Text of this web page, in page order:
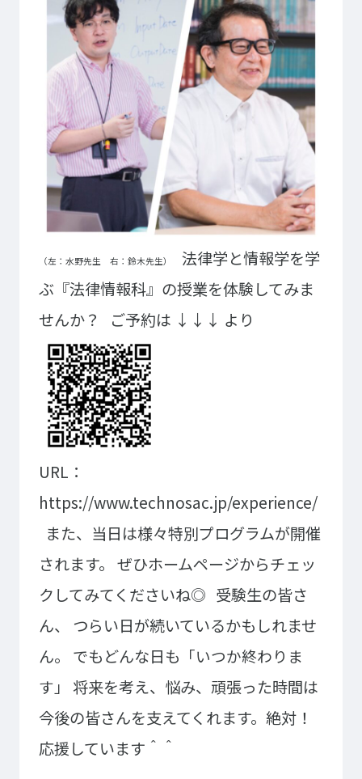
ミュージック科
声優・演劇科
ゲームクリエーター科
アニメ・マンガ科
デザイン科
CGクリエーター科
スポーツビジネス科
こども科
電気電子学科
航空学科
法律情報科
ビジネス情報科
公務員科
大学併修学科/教育専攻科/
研究科
東京エアトラベル・ホテル専門学校
ブライダル科
エアラインサービス科
鉄道交通科
大学併修学科/研究科
キャリア支援
卒業生の紹介
キャンパスライフ
イベント・行事
入学のご案内
5つの入学方法
募集要項
学費・教材費
奨学金・奨励金
NEWS&TOPICS
（左：水野先生 右：鈴木先生）
法律学と情報学を学
ぶ『法律情報科』の授業を体験してみま
せんか？
ご予約は ↓↓↓ より
URL：
https://www.technosac.jp/experience/
また、当日は様々特別プログラムが開催
されます。 ぜひホームページからチェッ
クしてみてくださいね◎ 受験生の皆さ
ん、
つらい日が続いているかもしれませ
ん。
でもどんな日も 「いつか終わりま
す」
将来を考え、悩み、頑張った時間は
今後の皆さんを支えてくれます。絶対！
応援しています＾＾